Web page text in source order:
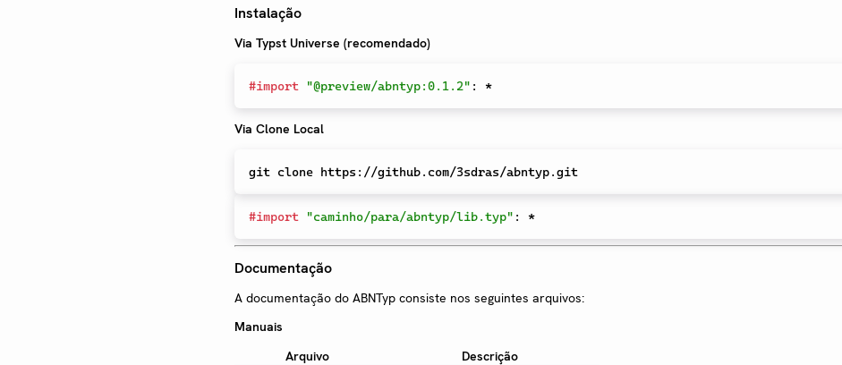
Instalação
Via Typst Universe (recomendado)
#import "@preview/abntyp:0.1.2" : *
Via Clone Local
git clone
#import "caminho/para/abntyp/lib.typ" : *
Documentação
A documentação do ABNTyp consiste nos seguintes arquivos:
Manuais
Arquivo
Descrição